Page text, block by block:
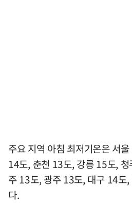
주요 지역 아침 최저기온은 서
14도, 춘천 13도, 강릉 15도,
주 13도, 광주 13도, 대구 14도
다.